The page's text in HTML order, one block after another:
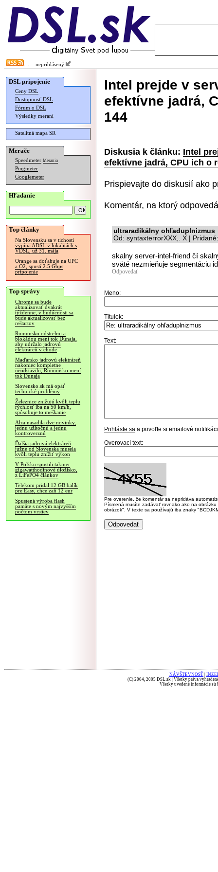
neprihlásený
DSL pripojenie
Ceny DSL
Dostupnosť DSL
Fórum o DSL
Výsledky meraní
Satelitná mapa SR
Merače
Speedmeter Merania
Pingmeter
Googlemeter
Hľadanie
Top články
Na Slovensku sa v tichosti
vypína ADSL v lokalitách s
VDSL, už 31. mája
Orange sa doťahuje na UPC
a O2, spustí 2.5 Gbps
pripojenie
Top správy
Chrome sa bude
aktualizovať dvakrát
týždenne, v budúcnosti sa
bude aktualizovať bez
reštartov
Rumunsko odstrelmi a
blokádou mení tok Dunaja,
aby udržalo jadrovú
elektráreň v chode
Maďarsko jadrovú elektráreň
nakoniec kompletne
neodstavilo, Rumunsko mení
tok Dunaja
Slovensko.sk má opäť
technické problémy
Železnice znižujú kvôli teplu
rýchlosť iba na 50 km/h,
spôsobuje to meškanie
Alza nasadila dve novinky,
jednu užitočnú a jednu
kontroverznú
Ďalšia jadrová elektráreň
južne od Slovenska musela
kvôli teplu znížiť výkon
V Poľsku spustili takmer
gigawatthodinové úložisko,
z LiFePO4 článkov
Telekom pridal 12 GB balík
pre Easy, chce zaň 12 eur
Spustená výroba flash
pamäte s novým najvyšším
počtom vrstiev
Intel prejde v
efektívne jadrá,
144
Diskusia k článku: Intel
efektívne jadrá, CPU ich o
Prispievajte do diskusií ako
Komentár, na ktorý
ultraradikálny ohľaduplnizmus
Od: syntaxterrorXXX,. X |
skalny server-intel-friend čí
sväté nezmieňuje segmentáciu
Odpovedať
Meno:
Titulok:
Text:
Prihláste sa a povoľte si emailové
Overovací text:
Pre overenie, že komentár sa nepridáva
Písmená musíte zadávať rovnako ako na
obrázok". V texte sa používajú iba znaky
NÁVŠTEVNOSŤ
(C) 2004, 2005 DSL.sk | Všetky práva
Všetky uvedené informácie sú